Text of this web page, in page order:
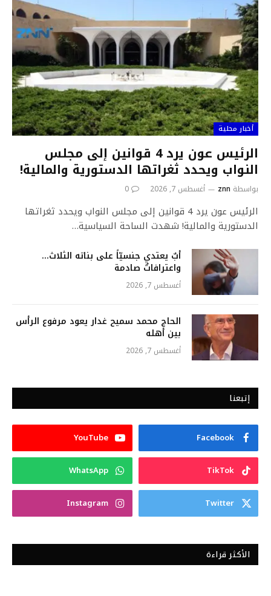
أخبار محلية
الرئيس عون يرد 4 قوانين إلى مجلس
النواب ويحدد ثغراتها الدستورية والمالية!
بواسطة znn أغسطس 7, 2026 0
الرئيس عون يرد 4 قوانين إلى مجلس النواب ويحدد ثغراتها
الدستورية والمالية! شهدت الساحة السياسية…
أبٌ يعتدي جنسيّاً على بناته الثلاث…
واعترافاتٌ صادمة
أغسطس 7, 2026
الحاج محمد سميح غدار يعود مرفوع الرأس
بين أهله
أغسطس 7, 2026
إتبعنا
Facebook
YouTube
TikTok
WhatsApp
Twitter
Instagram
الأكثر قراءة